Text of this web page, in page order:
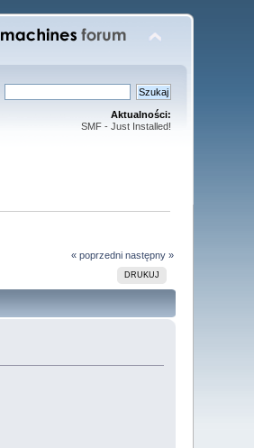
Aktualności:
SMF - Just Installed!
« poprzedni następny »
DRUKUJ